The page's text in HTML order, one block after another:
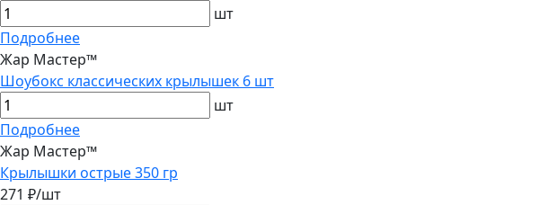
шт
Подробнее
Жар Мастер™
Шоубокс классических крылышек 6 шт
шт
Подробнее
Жар Мастер™
Крылышки острые 350 гр
271 ₽/шт